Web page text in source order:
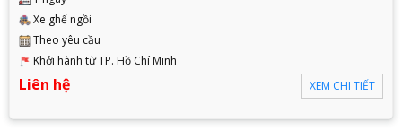
Xe ghế ngồi
Theo yêu cầu
Khởi hành từ TP. Hồ Chí Minh
Liên hệ XEM CHI TIẾT